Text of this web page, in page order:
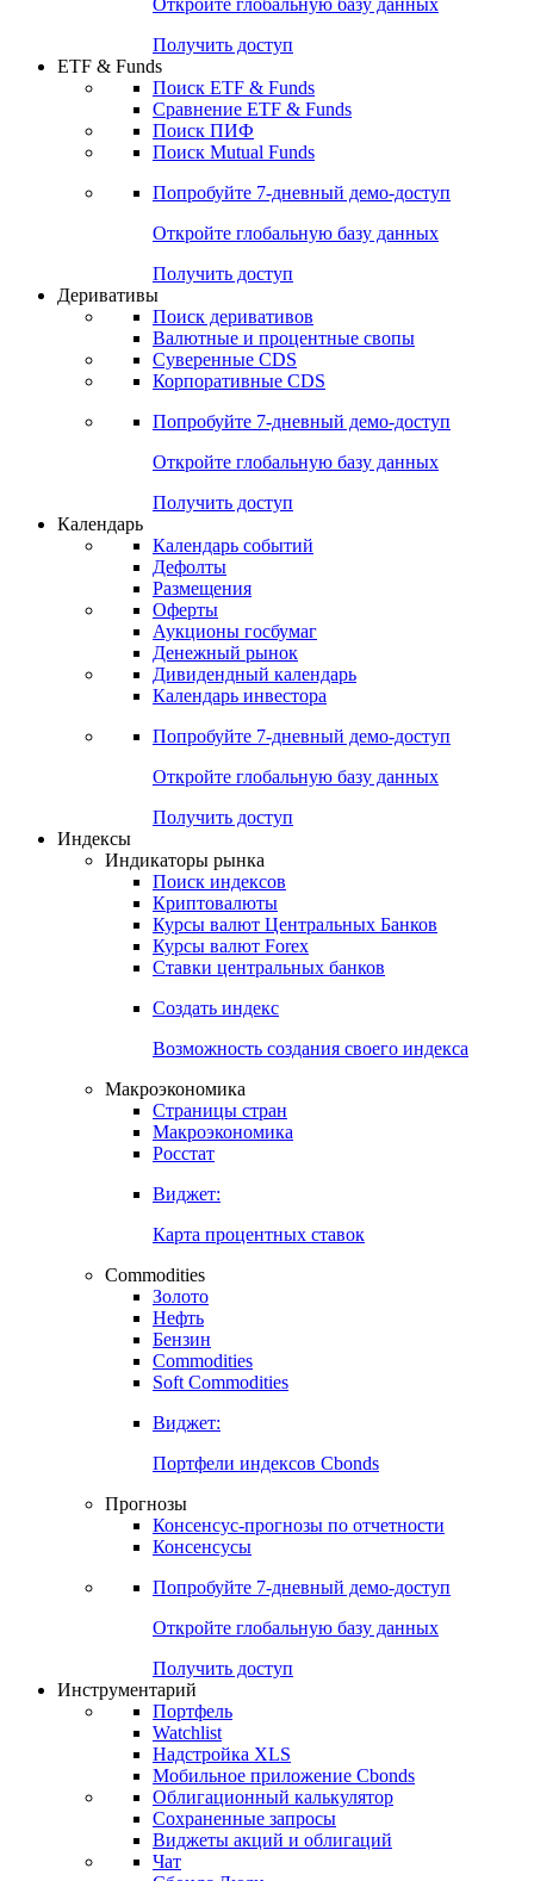
Поиск кредитов
Попробуйте7-дневный
Откройте глобальную базу данных
Получить доступ
ETF & Funds
Сравнение ETF & Funds
Поиск Mutual Funds
Попробуйте7-дневный
Откройте глобальную базу данных
Получить доступ
Деривативы
Валютные и процентные свопы
Корпоративные CDS
Попробуйте7-дневный
Откройте глобальную базу данных
Получить доступ
Календарь
Календарь событий
Дефолты
Размещения
Оферты
Денежный рынок
Календарь инвестора
Попробуйте7-дневный
Откройте глобальную базу данных
Получить доступ
Индикаторы рынка
Поиск индексов
Курсы валют Центральных Банков
Ставки центральных банков
Создать индекс
Возможность создания своего индекса
Страницы стран
Росстат
Виджет:
Карта процентных ставок
Commodities
Золото
Бензин
Soft Commodities
Виджет:
Портфели индексов Cbonds
Прогнозы
Консенсусы
Попробуйте7-дневный
Откройте глобальную базу данных
Получить доступ
Инструментарий
Портфель
Watchlist
Надстройка XLS
Мобильное приложение Cbonds